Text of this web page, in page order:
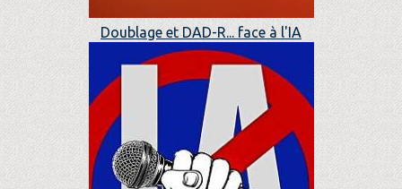
Doublage et DAD-R... face à l'IA